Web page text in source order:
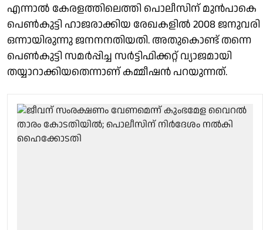
എന്നാൽ കേരളത്തിലെത്തി പൊലീസിന് മുൻപാകെ
പെൺകുട്ടി ഹാജരാക്കിയ രേഖകളിൽ 2008 ജനുവരി
ഒന്നായിരുന്നു ജനനനതിയതി. അതുകൊണ്ട് തന്നെ
പെൺകുട്ടി സമർപ്പിച്ച സർട്ടിഫിക്കറ്റ് വ്യാജമായി
തയ്യാറാക്കിയതെന്നാണ് കമ്മീഷൻ പറയുന്നത്.